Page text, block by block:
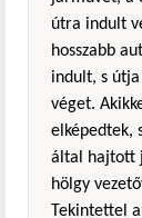
útra indult
hosszabb
indult, s
véget.
elképedtek,
által hajtott
hölgy
Tekintettel